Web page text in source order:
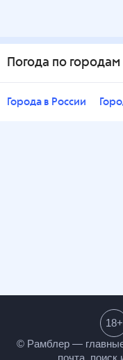
Погода по городам
Города в России
© Рамблер —
18+